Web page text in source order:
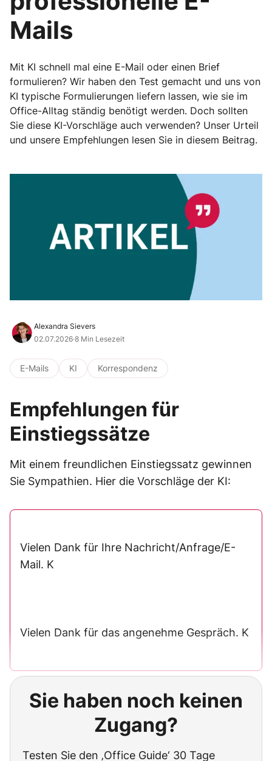
Mails
Mit KI schnell mal eine E-Mail oder einen Brief
formulieren? Wir haben den Test gemacht und uns von
KI typische Formulierungen liefern lassen, wie sie im
Office-Alltag ständig benötigt werden. Doch sollten
Sie diese KI-Vorschläge auch verwenden? Unser Urteil
und unsere Empfehlungen lesen Sie in diesem Beitrag.
Alexandra Sievers
02.07.2026·8 Min Lesezeit
E-Mails KI Korrespondenz
Empfehlungen für
Einstiegssätze
Mit einem freundlichen Einstiegssatz gewinnen
Sie Sympathien. Hier die Vorschläge der KI:
Vielen Dank für Ihre Nachricht/Anfrage/E-
Mail. K
Vielen Dank für das angenehme Gespräch. K
Sie haben noch keinen
Zugang?
Testen Sie den ‚Office Guide‘ 30 Tage